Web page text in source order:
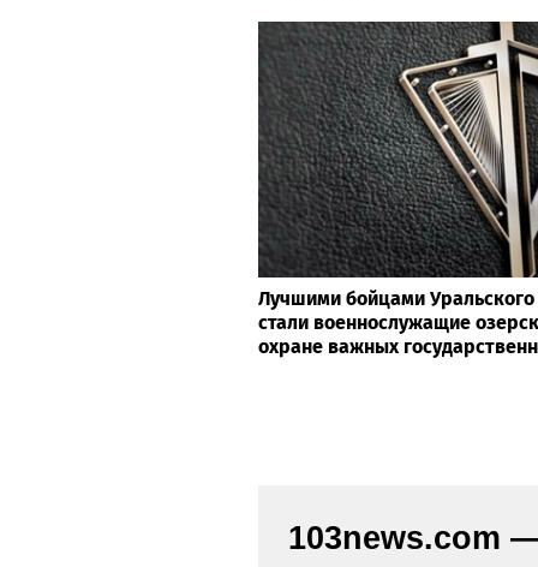
Лучшими бойцами Уральского
стали военнослужащие
охране важных
103news.com